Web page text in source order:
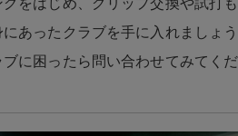
をはじめ、グリップ交換や試打
あったクラブを手に入れましょ
に困ったら問い合わせてみてくだ